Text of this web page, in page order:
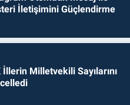
İletişimini Güçlendirme
İllerin Milletvekili Sayılarını